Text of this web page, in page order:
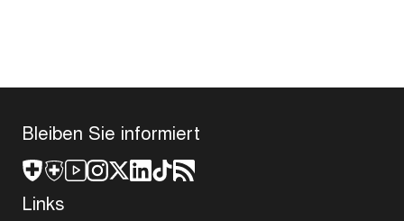
Bleiben Sie informiert
Links